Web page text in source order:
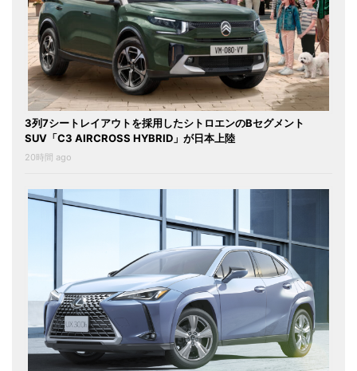
3列7シートレイアウトを採用したシトロエンのBセグメント
SUV「C3 AIRCROSS HYBRID」が日本上陸
20時間 ago